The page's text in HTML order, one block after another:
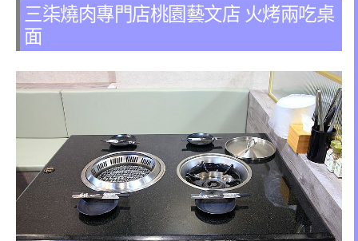
三柒燒肉專門店桃園藝文店 火烤兩吃桌
面